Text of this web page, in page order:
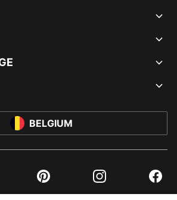
BELGIUM
Pinterest Instagram